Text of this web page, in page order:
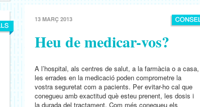
13 MARÇ 2013
Heu de medicar-vos?
A l’hospital, als centres de salut, a la farmàcia o a casa,
les errades en la medicació poden comprometre la
vostra seguretat com a pacients. Per evitar-ho cal que
conegueu amb exactitud què esteu prenent, les dosis i
la durada del tractament. Com més conegueu els